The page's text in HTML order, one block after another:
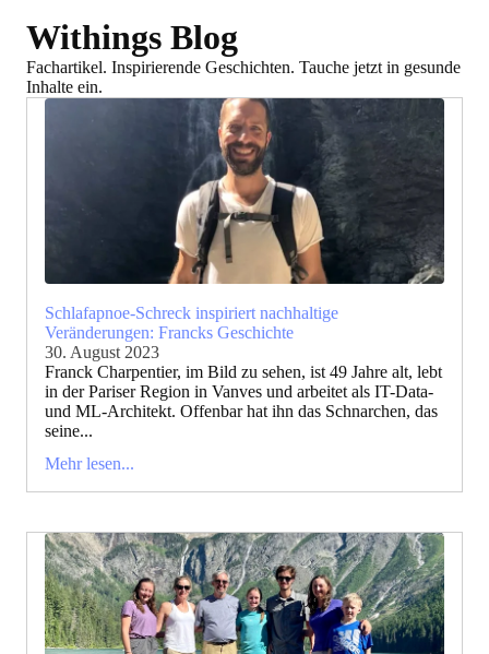
Withings Blog
Fachartikel. Inspirierende Geschichten. Tauche jetzt in gesunde
Inhalte ein.
Schlafapnoe-Schreck inspiriert nachhaltige
Veränderungen: Francks Geschichte
30. August 2023
Franck Charpentier, im Bild zu sehen, ist 49 Jahre alt, lebt
in der Pariser Region in Vanves und arbeitet als IT-Data-
und ML-Architekt. Offenbar hat ihn das Schnarchen, das
seine...
Mehr lesen...